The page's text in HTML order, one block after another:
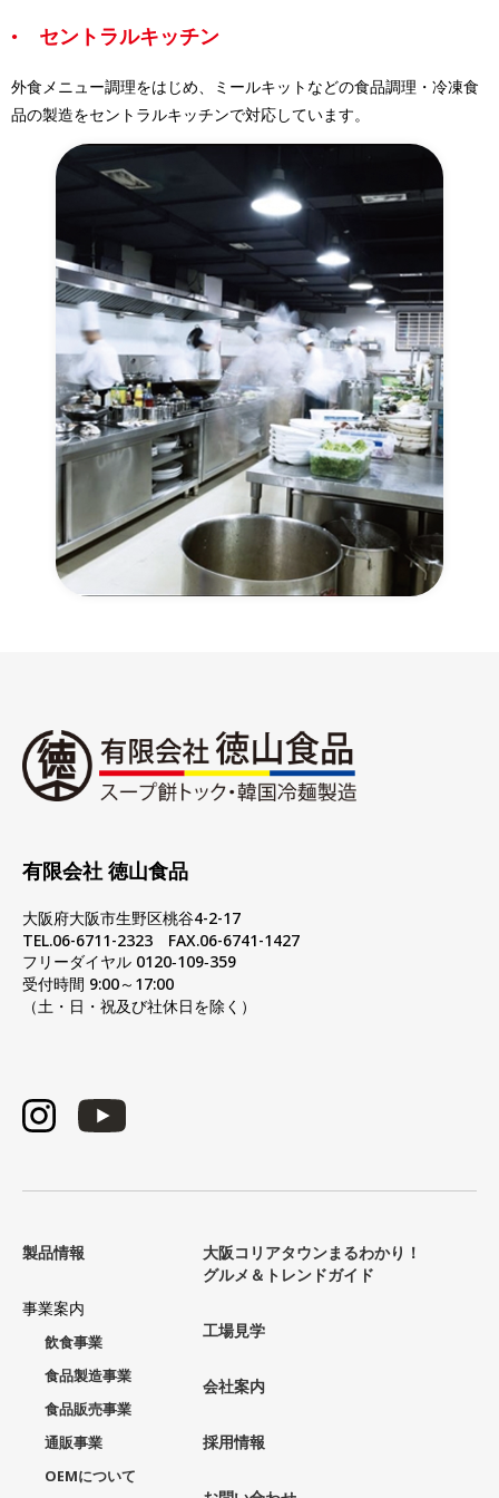
セントラルキッチン
外食メニュー調理をはじめ、ミールキットなどの食品調理・冷凍食
品の製造をセントラルキッチンで対応しています。
有限会社 徳山食品
大阪府大阪市生野区桃谷4-2-17
TEL.06-6711-2323 FAX.06-6741-1427
フリーダイヤル 0120‐109‐359
受付時間 9:00～17:00
（土・日・祝及び社休日を除く）
製品情報
事業案内
飲食事業
食品製造事業
食品販売事業
通販事業
OEMについて
大阪コリアタウンまるわかり！
グルメ＆トレンドガイド
工場見学
会社案内
採用情報